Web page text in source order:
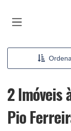
2 Imóveis
Pio